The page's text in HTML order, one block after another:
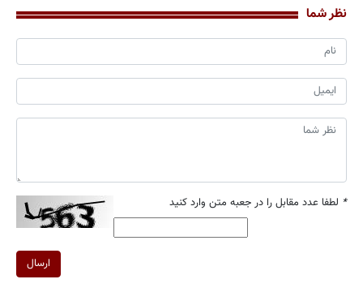
نظر شما
* لطفا عدد مقابل را در جعبه متن وارد کنید
ارسال